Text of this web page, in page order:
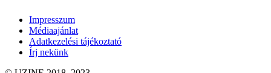
Impresszum
Médiaajánlat
Adatkezelési tájékoztató
Írj nekünk